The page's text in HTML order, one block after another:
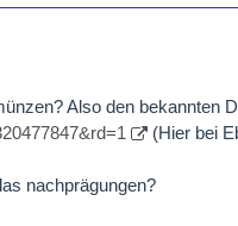
Also den bekannten
(Hier bei
nachprägungen?